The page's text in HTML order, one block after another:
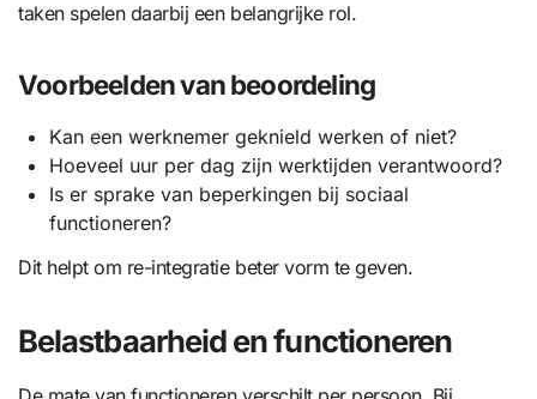
taken spelen daarbij een belangrijke rol.
Voorbeelden van beoordeling
Kan een werknemer geknield werken of niet?
Hoeveel uur per dag zijn werktijden verantwoord?
Is er sprake van beperkingen bij sociaal
functioneren?
Dit helpt om re-integratie beter vorm te geven.
Belastbaarheid en functioneren